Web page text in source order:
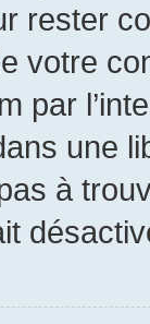
rester
votre
par
une
à